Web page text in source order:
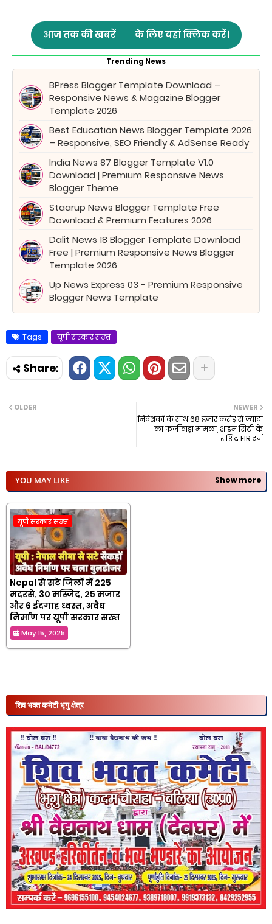
आज तक की खबरें के लिए यहां क्लिक करें।
Trending News
BPress Blogger Template Download –
Responsive News & Magazine Blogger
Template 2026
Best Education News Blogger Template 2026
– Responsive, SEO Friendly & AdSense Ready
India News 87 Blogger Template V1.0
Download | Premium Responsive News
Blogger Theme
Staarup News Blogger Template Free
Download & Premium Features 2026
Dalit News 18 Blogger Template Download
Free | Premium Responsive News Blogger
Template 2026
Up News Express 03 - Premium Responsive
Blogger News Template
Tags यूपी सरकार सख्त
NEWER
निवेशकों के साथ 68 हजार करोड़ से ज्यादा
का फर्जीवाड़ा मामला, शाइन सिटी के
राशिद FIR दर्ज
OLDER
YOU MAY LIKE Show more
यूपी सरकार सख्त
Nepal से सटे जिलों में 225
मदरसे, 30 मस्जिद, 25 मजार
और 6 ईदगाह ध्वस्त, अवैध
निर्माण पर यूपी सरकार सख्त
May 15, 2025
शिव भक्त कमेटी भृगु क्षेत्र